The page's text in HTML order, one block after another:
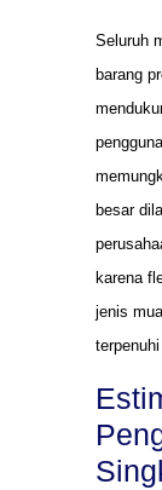
Seluruh
barang
besar
karena
jenis